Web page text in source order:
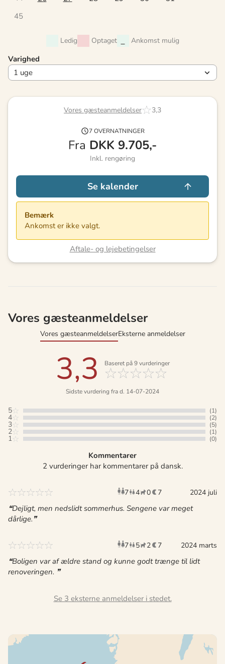
45
Ledig Optaget Ankomst mulig
Varighed
Vores gæsteanmeldelser 3,3
7 OVERNATNINGER
Fra DKK 9.705,-
Inkl. rengøring
Se kalender
Bemærk
Ankomst er ikke valgt.
Aftale- og lejebetingelser
Vores gæsteanmeldelser
Vores gæsteanmeldelserEksterne anmeldelser
3,3 Baseret på9vurderinger
Sidste vurdering fra d. 14-07-2024
5 (1)
4 (2)
3 (5)
2 (1)
1 (0)
Kommentarer
2 vurderinger har kommentarer på dansk.
7 4 børn
0 husdyr
7 2024 juli
Dejligt, men nedslidt sommerhus. Sengene var meget
dårlige.
7 voksne
5 børn
2 husdyr
7 2024 marts
Boligen var af ældre stand og kunne godt trænge til lidt
renoveringen.
Se 3 eksterne anmeldelser i stedet.